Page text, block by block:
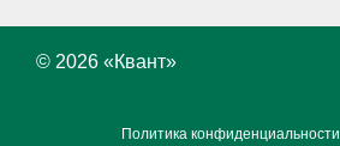
© 2026 «Квант»
Политика конфиденциальности